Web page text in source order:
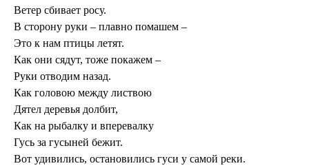
Ветер сбивает росу.
В сторону руки – плавно помашем –
Это к нам птицы летят.
Как они сядут, тоже покажем –
Руки отводим назад.
Как головою между листвою
Дятел деревья долбит,
Как на рыбалку и вперевалку
Гусь за гусыней бежит.
Вот удивились, остановились гуси у самой реки.